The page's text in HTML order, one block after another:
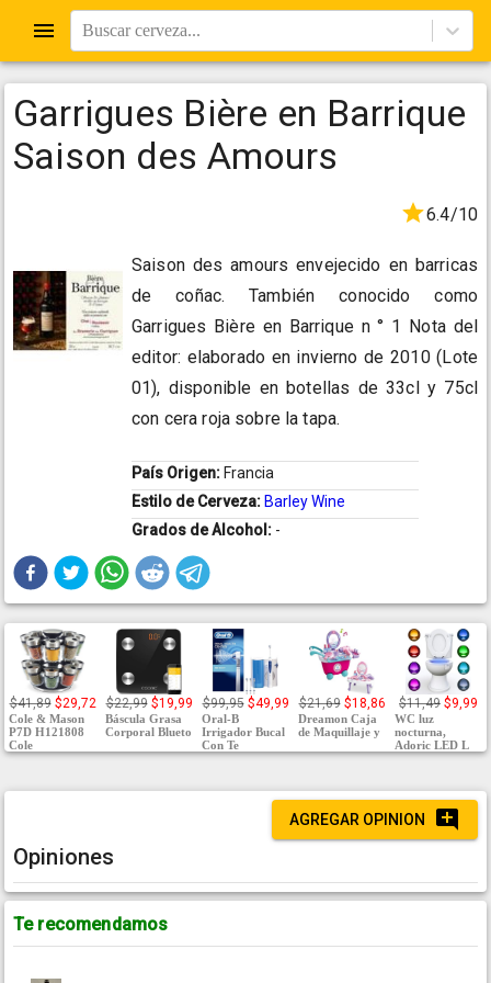
Buscar cerveza...
Garrigues Bière en Barrique
Saison des Amours
6.4/10
Saison des amours envejecido en barricas
de coñac. También conocido como
Garrigues Bière en Barrique n ° 1 Nota del
editor: elaborado en invierno de 2010 (Lote
01), disponible en botellas de 33cl y 75cl
con cera roja sobre la tapa.
País Origen: Francia
Estilo de Cerveza: Barley Wine
Grados de Alcohol: -
$41,89 $29,72
Cole & Mason
P7D H121808
Cole
$22,99 $19,99
Báscula Grasa
Corporal Blueto
$99,95 $49,99
Oral-B
Irrigador Bucal
Con Te
$21,69 $18,86
Dreamon Caja
de Maquillaje y
$11,49 $9,99
WC luz
nocturna,
Adoric LED L
AGREGAR OPINION
Opiniones
Te recomendamos